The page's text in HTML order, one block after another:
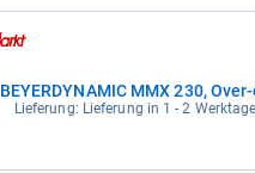
BEYERDYNAMIC MMX 230,
Lieferung: Lieferung in 1 - 2